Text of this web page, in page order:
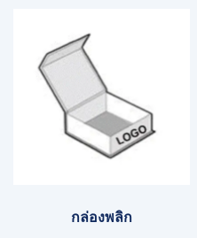
กล่องพลิก